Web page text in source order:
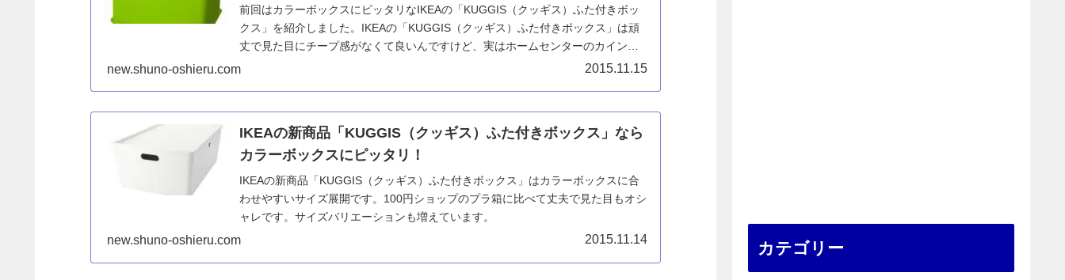
前回はカラーボックスにピッタリなIKEAの「KUGGIS（クッギス）ふた付きボッ
クス」を紹介しました。IKEAの「KUGGIS（クッギス）ふた付きボックス」は頑
丈で見た目にチープ感がなくて良いんですけど、実はホームセンターのカインズ
ホームに...
new.shuno-oshieru.com 2015.11.15
IKEAの新商品「KUGGIS（クッギス）ふた付きボックス」なら
カラーボックスにピッタリ！
IKEAの新商品「KUGGIS（クッギス）ふた付きボックス」はカラーボックスに合
わせやすいサイズ展開です。100円ショップのプラ箱に比べて丈夫で見た目もオシ
ャレです。サイズバリエーションも増えています。
new.shuno-oshieru.com 2015.11.14 カテゴリー